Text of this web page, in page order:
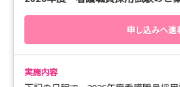
てみませんか？
津軽保健生活協同組合 看護介
電話：0172-33-7515
E-mail：kantai0625@tsugaru-
申し込みへ進
実施内容